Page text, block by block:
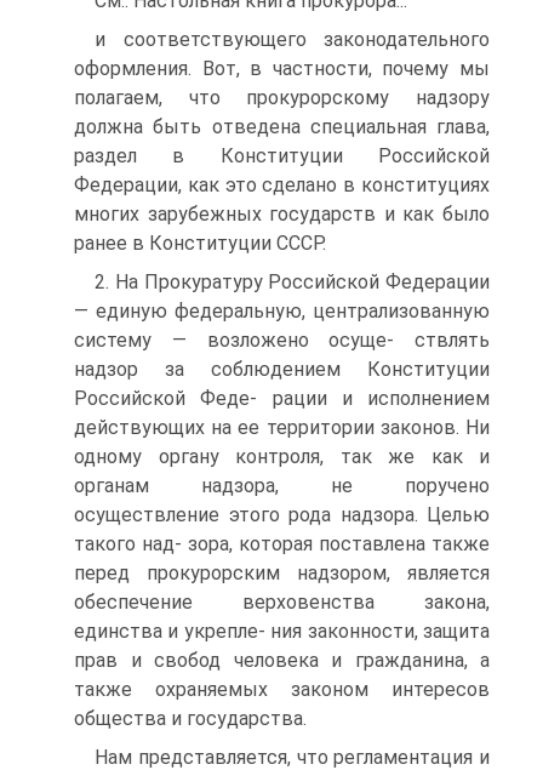
и соответствующего законодательного
оформления. Вот, в частности, почему мы
полагаем, что прокурорскому надзору
должна быть отведена специальная глава,
раздел в Конституции Российской
Федерации, как это сделано в конституциях
многих зарубежных государств и как было
ранее в Конституции СССР.
2. На Прокуратуру Российской Федерации
— единую федеральную, централизованную
систему — возложено осуще- ствлять
надзор за соблюдением Конституции
Российской Феде- рации и исполнением
действующих на ее территории законов. Ни
одному органу контроля, так же как и
органам надзора, не поручено
осуществление этого рода надзора. Целью
такого над- зора, которая поставлена также
перед прокурорским надзором, является
обеспечение верховенства закона,
единства и укрепле- ния законности, защита
прав и свобод человека и гражданина, а
также охраняемых законом интересов
общества и государства.
Нам представляется, что регламентация и